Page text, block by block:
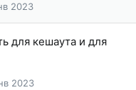
2023
для кешаута и для
2023